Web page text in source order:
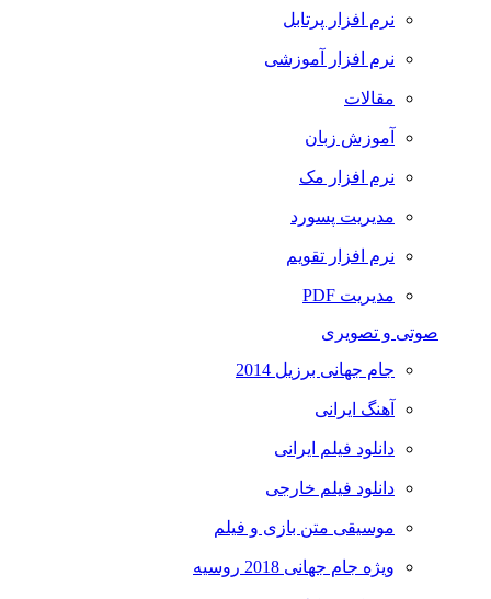
نرم افزار پرتابل
نرم افزار آموزشی
مقالات
آموزش زبان
نرم افزار مک
مدیریت پسورد
نرم افزار تقویم
مدیریت PDF
صوتی و تصویری
جام جهانی برزیل 2014
آهنگ ایرانی
دانلود فیلم ایرانی
دانلود فیلم خارجی
موسیقی متن بازی و فیلم
ویژه جام جهانی 2018 روسیه